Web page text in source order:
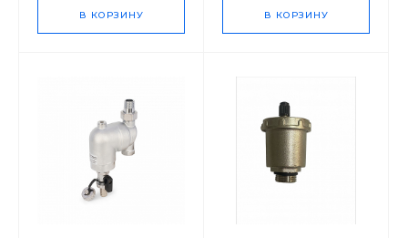
В КОРЗИНУ В КОРЗИНУ